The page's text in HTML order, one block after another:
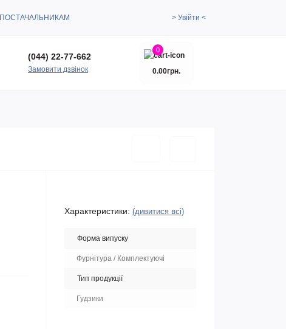
ПОСТАЧАЛЬНИКАМ > Увійти <
(044) 22-77-662
Замовити дзвінок
0
0.00грн.
Характеристики: (дивитися всі)
Форма випуску
Фурнітура / Комплектуючі
Тип продукції
Гудзики